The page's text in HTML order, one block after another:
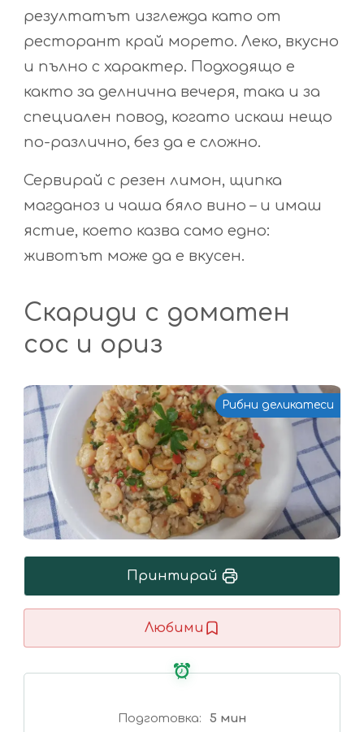
резултатът изглежда като от
ресторант край морето. Леко, вкусно
и пълно с характер. Подходящо е
както за делнична вечеря, така и за
специален повод, когато искаш нещо
по-различно, без да е сложно.
Сервирай с резен лимон, щипка
магданоз и чаша бяло вино – и имаш
ястие, което казва само едно:
животът може да е вкусен.
Скариди с доматен
сос и ориз
Рибни деликатеси
Принтирай
Любими
Подготовка 5 мин